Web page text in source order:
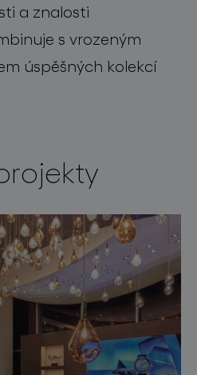
a znalosti
s vrozeným
úspěšných kolekcí